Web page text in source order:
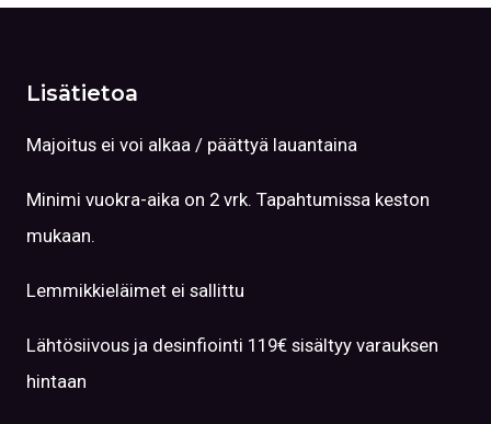
Lisätietoa
Majoitus ei voi alkaa / päättyä lauantaina
Minimi vuokra-aika on 2 vrk. Tapahtumissa keston
mukaan.
Lemmikkieläimet ei sallittu
Lähtösiivous ja desinfiointi 119€ sisältyy varauksen
hintaan